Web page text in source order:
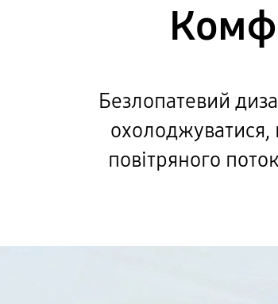
Безлопатевий
повітряного